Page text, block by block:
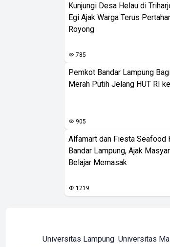
Kunjungi Desa Helau di
Egi Ajak Warga Terus
Royong
785
Pemkot Bandar Lampung
Merah Putih Jelang HUT RI
905
Alfamart dan Fiesta Seafood
Bandar Lampung, Ajak
Belajar Memasak
1219
Universitas Lampung Universitas